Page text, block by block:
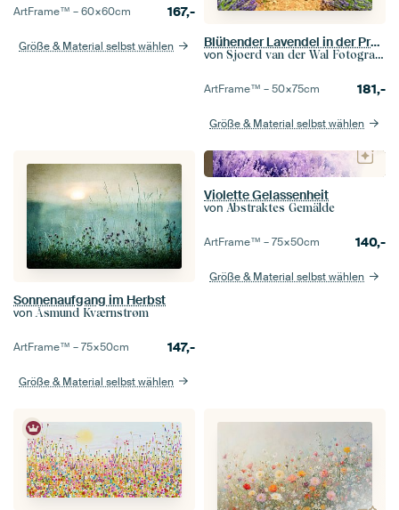
ArtFrame™ –60×60cm 167,-
Größe & Material selbst wählen Blühender Lavendel in der Provence an einem Sommertag
von Sjoerd van der Wal Fotografie
ArtFrame™ –50×75cm 181,-
Größe & Material selbst wählen
Sonnenaufgang im Herbst
vonÅsmund Kværnstrøm
ArtFrame™ –75×50cm 147,-
Größe & Material selbst wählen
Violette Gelassenheit
von Abstraktes Gemälde
ArtFrame™ –75×50cm 140,-
Größe & Material selbst wählen